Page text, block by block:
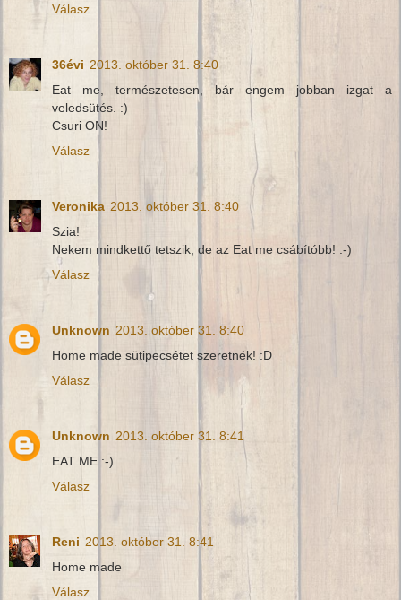
Válasz
36évi 2013. október 31. 8:40
Eat me, természetesen, bár engem jobban izgat a
veledsütés. :)
Csuri ON!
Válasz
Veronika 2013. október 31. 8:40
Szia!
Nekem mindkettő tetszik, de az Eat me csábítóbb! :-)
Válasz
Unknown 2013. október 31. 8:40
Home made sütipecsétet szeretnék! :D
Válasz
Unknown 2013. október 31. 8:41
EAT ME :-)
Válasz
Reni 2013. október 31. 8:41
Home made
Válasz